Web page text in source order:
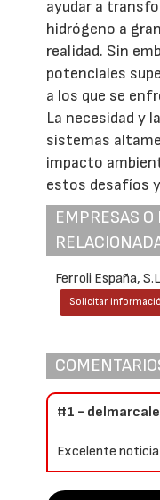
ayudar a
hidrógeno a
realidad. Sin
potenciales
a los que se
La necesidad y
sistemas
impacto
estos desafíos
EMPRESAS
Ferroli España,
Solicitar
#1 -
Excelente